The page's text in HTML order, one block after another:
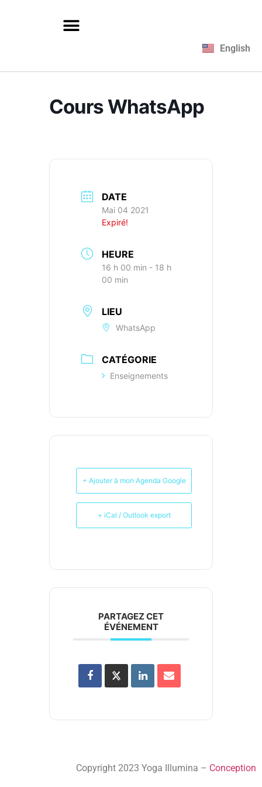
English
Cours WhatsApp
DATE
Mai 04 2021
Expiré!
HEURE
16 h 00 min - 18 h
00 min
LIEU
WhatsApp
CATÉGORIE
Enseignements
+ Ajouter à mon Agenda Google
+ iCal / Outlook export
PARTAGEZ CET
ÉVÉNEMENT
Copyright 2023 Yoga Illumina – Conception